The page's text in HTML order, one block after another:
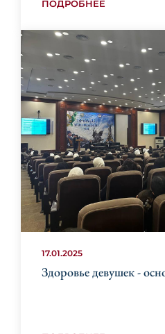
ПОДРОБНЕЕ
17.01.2025
Здоровье девушек -